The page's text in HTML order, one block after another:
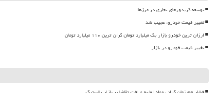
توسعه کریدورهای تجاری در مرزها
تغییر قیمت خودرو، عجیب شد
ارزان ترین خودرو بازار یک میلیارد تومان گران ترین ۱۱۰ میلیارد تومان
تغییر قیمت خودرو در بازار